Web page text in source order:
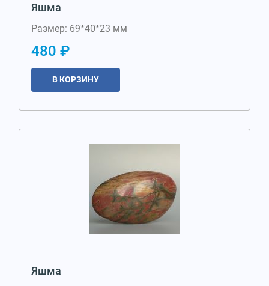
Яшма
Размер: 69*40*23 мм
480 ₽
В КОРЗИНУ
Яшма